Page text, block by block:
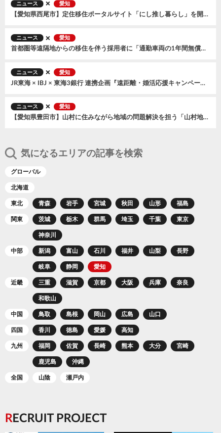
ニュース 愛知
【愛知県西尾市】定住移住ポータルサイト「にし推し暮らし」を開設しました！
ニュース 愛知
首都圏等遠隔地からの移住を伴う採用者に「通勤車両の1年間無償貸与」制度を新設します！
ニュース 愛知
JR東海 × IBJ × 東海3銀行 連携企画『遠距離・婚活応援キャンペーン』第二弾の開催決定！
ニュース 愛知
【愛知県豊田市】山村に住みながら地域の問題解決を担う「山村地域在住職員」を募集しています！
気になるエリアの記事を検索
グローバル
北海道
東北 青森 岩手 宮城 秋田 山形 福島
関東 茨城 栃木 群馬 埼玉 千葉 東京
神奈川
中部 新潟 富山 石川 福井 山梨 長野
岐阜 静岡 愛知
近畿 三重 滋賀 京都 大阪 兵庫 奈良
和歌山
中国 鳥取 島根 岡山 広島 山口
四国 香川 徳島 愛媛 高知
九州 福岡 佐賀 長崎 熊本 大分 宮崎
鹿児島 沖縄
全国 山陰 瀬戸内
RECRUIT PROJECT